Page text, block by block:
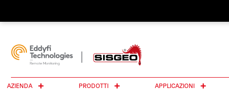
AZIENDA PRODOTTI APPLICAZIONI